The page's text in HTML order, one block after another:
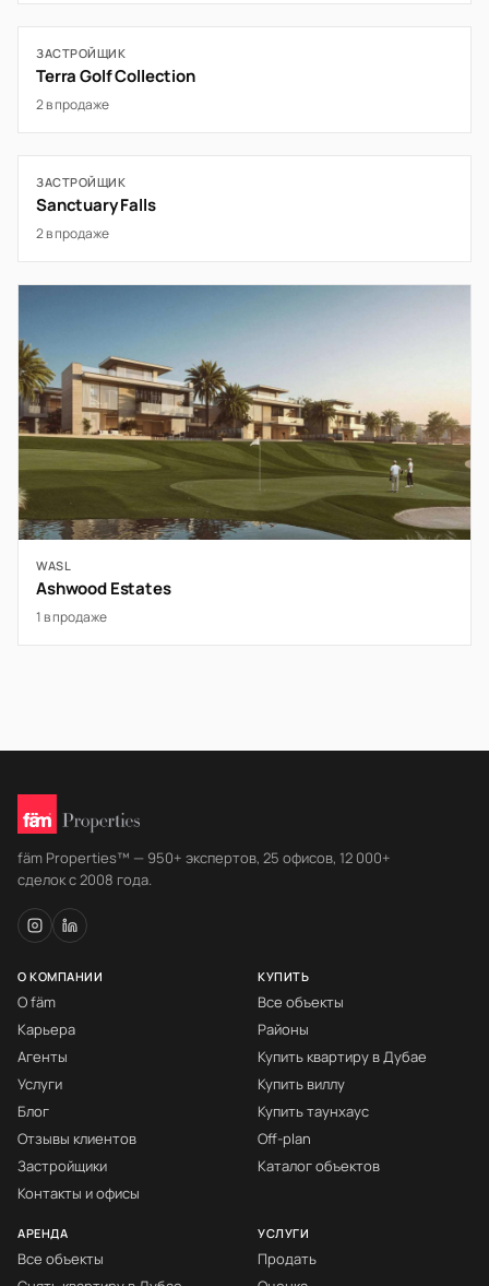
ЗАСТРОЙЩИК
Terra Golf Collection
2 в продаже
ЗАСТРОЙЩИК
Sanctuary Falls
2 в продаже
WASL
Ashwood Estates
1 в продаже
fäm Properties™ — 950+ экспертов, 25 офисов, 12 000+
сделок с 2008 года.
О КОМПАНИИ
О fäm
Карьера
Агенты
Услуги
Блог
Отзывы клиентов
Застройщики
Контакты и офисы
КУПИТЬ
Все объекты
Районы
Купить квартиру в Дубае
Купить виллу
Купить таунхаус
Off-plan
Каталог объектов
АРЕНДА
Все объекты
УСЛУГИ
Продать